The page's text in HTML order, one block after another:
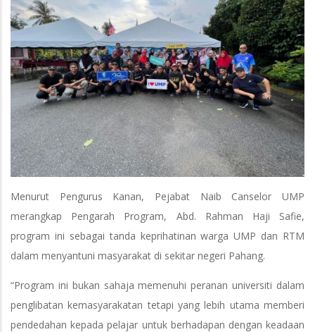
Menurut Pengurus Kanan, Pejabat Naib Canselor UMP
merangkap Pengarah Program, Abd. Rahman Haji Safie,
program ini sebagai tanda keprihatinan warga UMP dan RTM
dalam menyantuni masyarakat di sekitar negeri Pahang.
“Program ini bukan sahaja memenuhi peranan universiti dalam
penglibatan kemasyarakatan tetapi yang lebih utama memberi
pendedahan kepada pelajar untuk berhadapan dengan keadaan